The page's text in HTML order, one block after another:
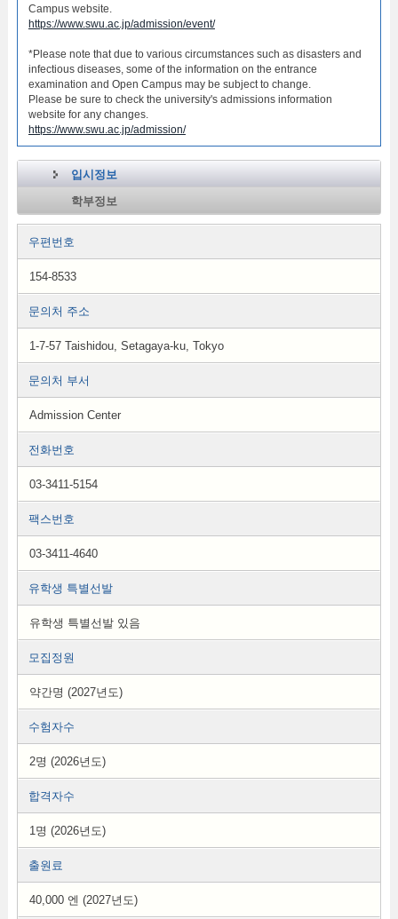
Campus website.
https://www.swu.ac.jp/admission/event/
*Please note that due to various circumstances such as disasters and
infectious diseases, some of the information on the entrance
examination and Open Campus may be subject to change.
Please be sure to check the university's admissions information
website for any changes.
https://www.swu.ac.jp/admission/
입시정보
학부정보
우편번호
154-8533
문의처 주소
1-7-57 Taishidou, Setagaya-ku, Tokyo
문의처 부서
Admission Center
전화번호
03-3411-5154
팩스번호
03-3411-4640
유학생 특별선발
유학생 특별선발 있음
모집정원
약간명 (2027년도)
수험자수
2명 (2026년도)
합격자수
1명 (2026년도)
출원료
40,000 엔 (2027년도)